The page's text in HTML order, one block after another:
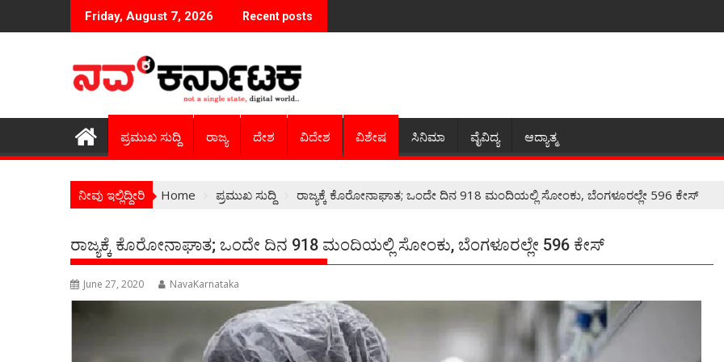
to
Friday, August 7, 2026 Recent posts
ಪ್ರಮುಖ ಸುದ್ದಿ ರಾಜ್ಯ ದೇಶ ವಿದೇಶ ವಿಶೇಷ ಸಿನಿಮಾ ವೈವಿದ್ಯ ಆದ್ಯಾತ್ಮ
ನೀವು ಇಲ್ಲಿದ್ದೀರಿ Home ಪ್ರಮುಖ ಸುದ್ದಿ ರಾಜ್ಯಕ್ಕೆ ಕೊರೋನಾಘಾತ; ಒಂದೇ ದಿನ 918 ಮಂದಿಯಲ್ಲಿ‌ ಸೋಂಕು, ಬೆಂಗಳೂರಲ್ಲೇ 596 ಕೇಸ್
ರಾಜ್ಯಕ್ಕೆ ಕೊರೋನಾಘಾತ; ಒಂದೇ ದಿನ 918 ಮಂದಿಯಲ್ಲಿ‌ ಸೋಂಕು, ಬೆಂಗಳೂರಲ್ಲೇ 596 ಕೇಸ್
June 27, 2020 NavaKarnataka